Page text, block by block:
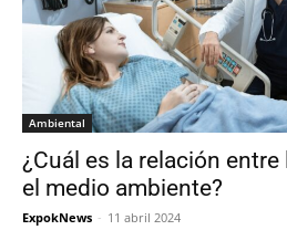
Ambiental
¿Cuál es la relación
el medio ambiente?
ExpokNews - 11 abril 2024